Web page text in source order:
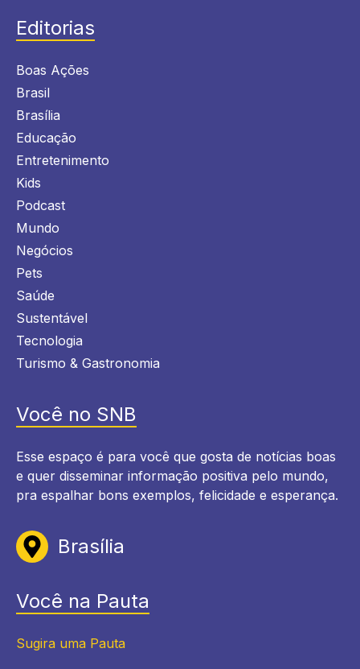
Editorias
Boas Ações
Brasil
Brasília
Educação
Entretenimento
Kids
Podcast
Mundo
Negócios
Pets
Saúde
Sustentável
Tecnologia
Turismo & Gastronomia
Você no SNB
Esse espaço é para você que gosta de notícias boas
e quer disseminar informação positiva pelo mundo,
pra espalhar bons exemplos, felicidade e esperança.
Brasília
Você na Pauta
Sugira uma Pauta